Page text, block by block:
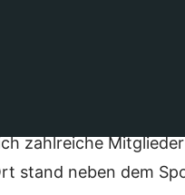
zahlreiche
stand neben dem